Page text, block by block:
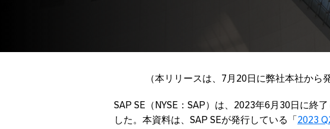
（本リリースは、7月20日に弊社本社から
SAP SE（NYSE：SAP）は、2023年6月30日に終
した。本資料は、SAP SEが発行している「 2023